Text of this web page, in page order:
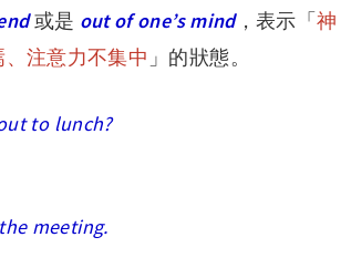
或是 out of one’s mind，表示「神
注意力不集中 」的狀態。
to lunch?
meeting.